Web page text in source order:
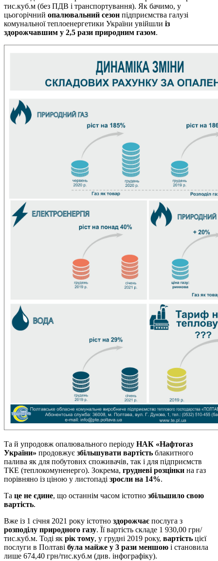
тис.куб.м (без ПДВ і транспортування). Як бачимо, у
цьогорічний опалювальний сезон підприємства галузі
комунальної теплоенергетики України увійшли із
здорожчавшим у 2,5 рази природним газом.
Та й упродовж опалювального періоду НАК «Нафтогаз
України» продовжує збільшувати вартість блакитного
палива як для побутових споживачів, так і для підприємств
ТКЕ (теплокомуненерго). Зокрема, грудневі розцінки на газ
порівняно із ціною у листопаді зросли на 14%.
Та це не єдине, що останнім часом істотно збільшило свою
вартість.
Вже із 1 січня 2021 року істотно здорожчає послуга з
розподілу природного газу. Її вартість складе 1 930,00 грн/
тис.куб.м. Тоді як рік тому, у грудні 2019 року, вартість цієї
послуги в Полтаві була майже у 3 рази меншою і становила
лише 674,40 грн/тис.куб.м (див. інфографіку).